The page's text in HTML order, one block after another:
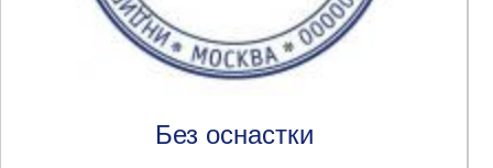
Без оснастки